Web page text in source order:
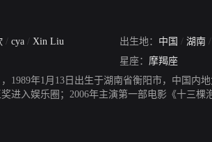
/ cya / Xin Liu 出生地： 中国 / 湖南 /
星座： 摩羯座
1989年1月13日出生于湖南省衡阳市，中国内
进入娱乐圈；2006年主演第一部电影《十三
年主演贺岁喜剧电影《戒烟不戒酒》受到关
《青丘狐传说》、《江城三月》和电影《发条
演90后居委会副主任冯小夏；电影《智齿》